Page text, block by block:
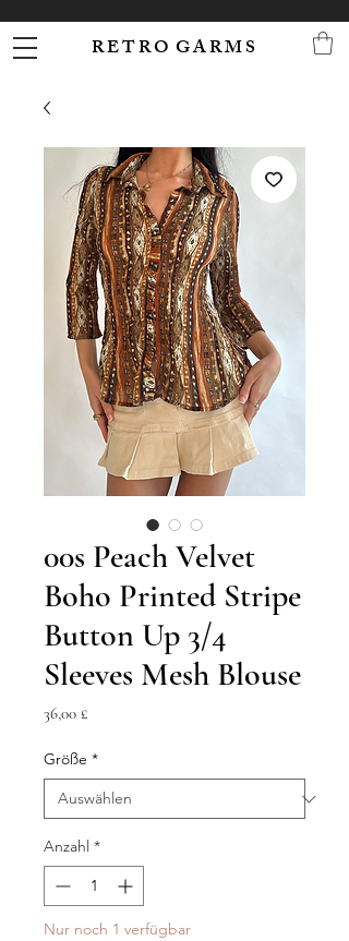
R E T R O G A R M S
00s Peach Velvet
Boho Printed Stripe
Button Up 3/4
Sleeves Mesh Blouse
36,00 £Preis
Größe *
Anzahl *
Nur noch 1 verfügbar